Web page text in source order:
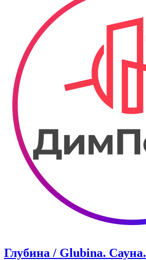
Глубина / Glubina. Сауна.